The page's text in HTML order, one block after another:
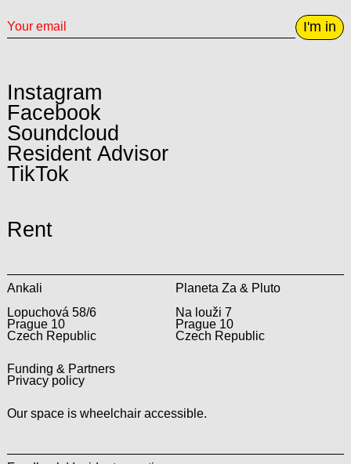
I'm in
Instagram
Facebook
Soundcloud
Resident Advisor
TikTok
Rent
Ankali
Lopuchová 58/6
Prague 10
Czech Republic
Planeta Za & Pluto
Na louži 7
Prague 10
Czech Republic
Funding & Partners
Privacy policy
Our space is wheelchair accessible.